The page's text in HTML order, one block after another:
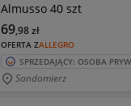
Almusso 40 szt
OFERTA ZALLEGRO
69,98zł
SPRZEDAJĄCY: OSOBA
Sandomierz